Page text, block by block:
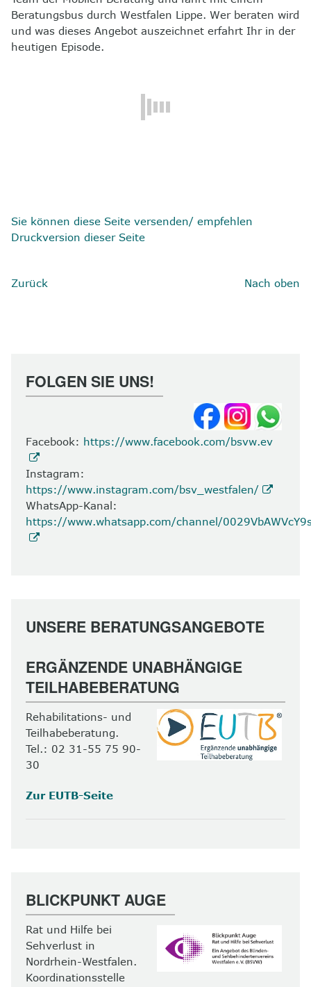
6
Unterstützen
7
Presse
Beratungsbus durch Westfalen Lippe. Wer beraten wird
und was dieses Angebot auszeichnet erfahrt Ihr in der
heutigen Episode.
Sie können diese Seite versenden/ empfehlen
Druckversion dieser Seite
Zurück Nach oben
FOLGEN SIE UNS!
Facebook: https://www.facebook.com/bsvw.ev
Instagram:
https://www.instagram.com/bsv_westfalen/
WhatsApp-Kanal:
https://www.whatsapp.com/channel/
UNSERE BERATUNGSANGEBOTE
ERGÄNZENDE UNABHÄNGIGE
TEILHABEBERATUNG
Rehabilitations- und
Teilhabeberatung.
Tel.: 02 31-55 75 90-
30
Zur EUTB-Seite
BLICKPUNKT AUGE
Rat und Hilfe bei
Sehverlust in
Nordrhein-Westfalen.
Koordinationsstelle